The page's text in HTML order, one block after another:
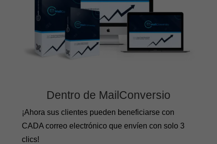
Dentro de MailConversio
¡Ahora sus clientes pueden beneficiarse con
CADA correo electrónico que envíen con solo 3
clics!